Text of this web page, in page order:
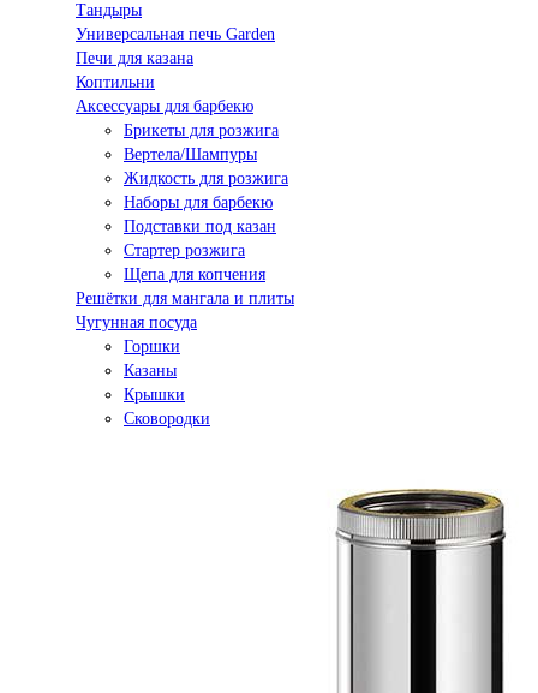
Тандыры
Универсальная печь Garden
Печи для казана
Коптильни
Аксессуары для барбекю
Брикеты для розжига
Вертела/Шампуры
Жидкость для розжига
Наборы для барбекю
Подставки под казан
Стартер розжига
Щепа для копчения
Решётки для мангала и плиты
Чугунная посуда
Горшки
Казаны
Крышки
Сковородки